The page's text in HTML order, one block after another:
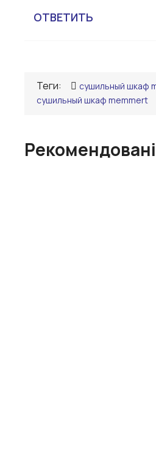
ОТВЕТИТЬ
Теги:
сушильный шкаф
сушильный шкаф memmert